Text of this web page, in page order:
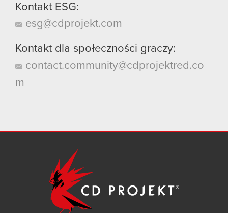
Kontakt ESG:
esg@cdprojekt.com
Kontakt dla społeczności graczy:
contact.community@cdprojektred.co
m